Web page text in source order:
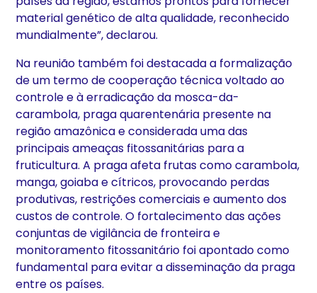
material genético de alta qualidade, reconhecido
mundialmente”, declarou.
Na reunião também foi destacada a formalização
de um termo de cooperação técnica voltado ao
controle e à erradicação da mosca-da-
carambola, praga quarentenária presente na
região amazônica e considerada uma das
principais ameaças fitossanitárias para a
fruticultura. A praga afeta frutas como carambola,
manga, goiaba e cítricos, provocando perdas
produtivas, restrições comerciais e aumento dos
custos de controle. O fortalecimento das ações
conjuntas de vigilância de fronteira e
monitoramento fitossanitário foi apontado como
fundamental para evitar a disseminação da praga
entre os países.